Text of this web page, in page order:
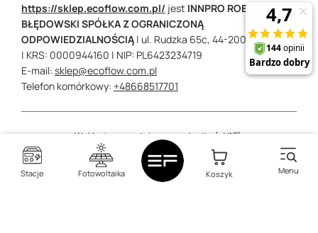
Stacje Fotowoltaika Koszyk Menu
https://sklep.ecoflow.com.pl/ jest INNPRO ROBERT
BŁĘDOWSKI SPÓŁKA Z OGRANICZONĄ
ODPOWIEDZIALNOŚCIĄ | ul. Rudzka 65c, 44-200 Rybnik
| KRS: 0000944160 | NIP: PL6423234719
E-mail: sklep@ecoflow.com.pl
Telefon komórkowy: +48668517701
W sklepie prezentujemy ceny brutto (z VAT).
Stawki VAT dla konsumentów z kraju:Polska